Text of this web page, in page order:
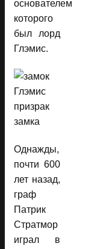
основателем
которого
был лорд
Глэмис.
Однажды,
почти 600
лет назад,
граф
Патрик
Стратмор
играл в